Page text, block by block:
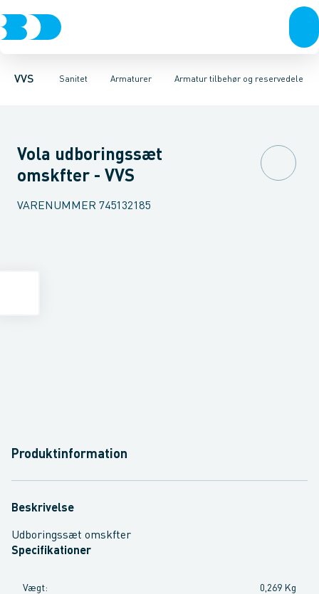
VVS Sanitet
Rør & fittingsPressfittings & rørKuglehaner & ventilerAfløb
Armaturer
Toiletter, sæder og cisterner VaskeArmaturerBrusere
Armatur tilbehør og reservedele
Køkken armaturer Håndvask armaturerTermostatarmaturer
Vola udboringssæt
omskfter - VVS
VARENUMMER 745132185
Produktinformation
Beskrivelse
Udboringssæt omskfter
Specifikationer
Vægt: 0,269 Kg